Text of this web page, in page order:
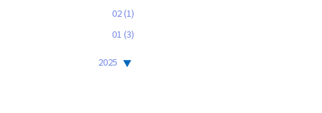
02 (1)
01 (3)
2025